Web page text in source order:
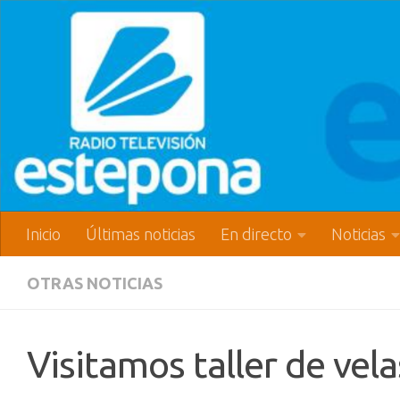
Inicio Últimas noticias En directo Noticias
OTRAS NOTICIAS
Visitamos taller de